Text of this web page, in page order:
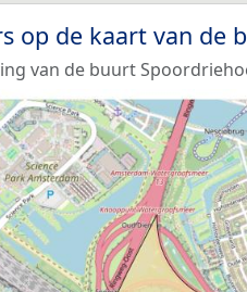
op de kaart van de
van de buurt